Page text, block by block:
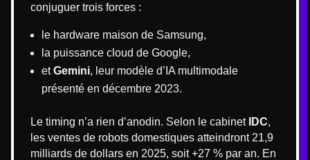
conjuguer trois forces :
le hardware maison de Samsung,
la puissance cloud de Google,
etGemini, leur modèle d’IA multimodale
présenté en décembre 2023.
Le timing n’a rien d’anodin. Selon le cabinet IDC,
les ventes de robots domestiques atteindront 21,9
milliards de dollars en 2025, soit +27 % par an. En